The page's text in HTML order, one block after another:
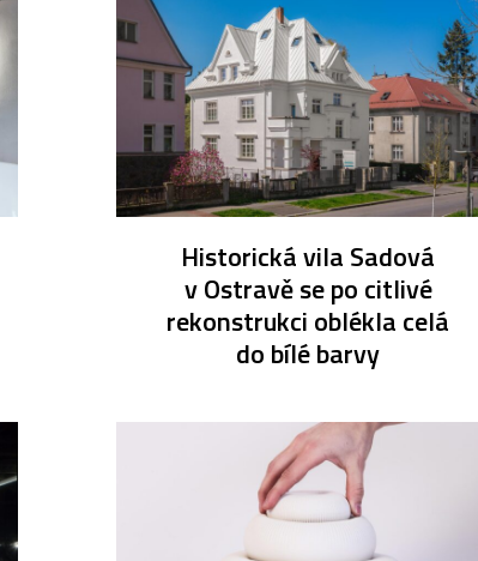
Historická vila Sadová
v Ostravě se po citlivé
rekonstrukci oblékla celá
do bílé barvy